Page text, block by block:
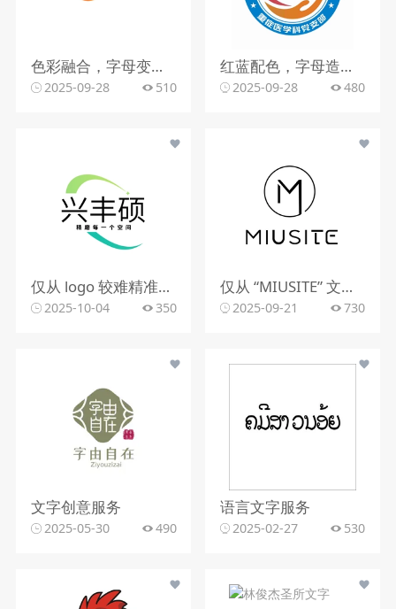
色彩融合，字母变形，文字搭配
2025-09-28 510
红蓝配色，字母造型，文字组合
2025-09-28 480
仅从 logo 较难精准判断行业。该 logo 含动感图形，文字有 “精雕每一个空间”，可能与室内装修、空间设计、建筑装饰等行业相关，但因信息有限，无法确切判定所属行业。
2025-10-04 350
仅从 “MIUSITE” 文字和字母 “M” 的图形标识，难以精准判断行业。
2025-09-21 730
文字创意服务
2025-05-30 490
语言文字服务
2025-02-27 530